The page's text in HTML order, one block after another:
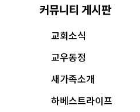
커뮤니티 게시판
교회소식
교우동정
새가족소개
하베스트라이프